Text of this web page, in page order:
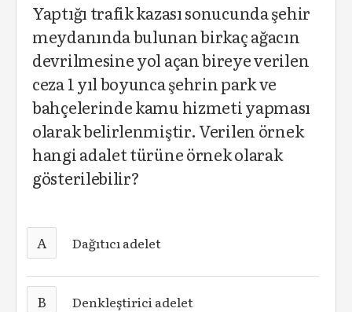
Yaptığı trafik kazası sonucunda şehir
meydanında bulunan birkaç ağacın
devrilmesine yol açan bireye verilen
ceza 1 yıl boyunca şehrin park ve
bahçelerinde kamu hizmeti yapması
olarak belirlenmiştir. Verilen örnek
hangi adalet türüne örnek olarak
gösterilebilir?
A Dağıtıcı adelet
B Denkleştirici adelet